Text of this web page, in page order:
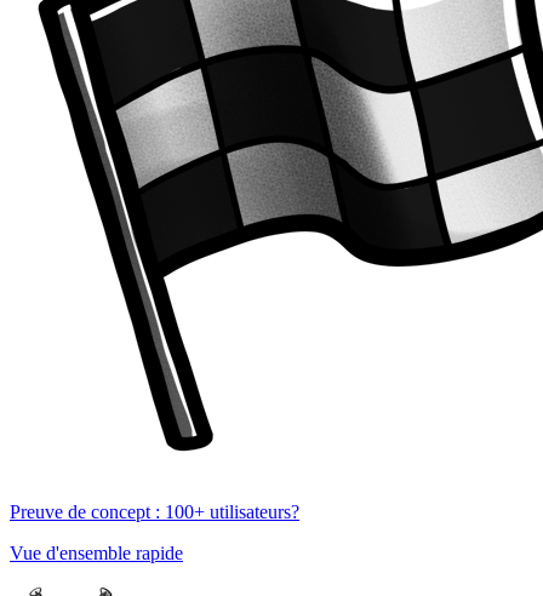
Preuve de concept : 100+ utilisateurs?
Vue d'ensemble rapide